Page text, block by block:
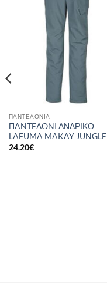
ΠΑΝΤΕΛΌΝΙΑ
ΠANTEΛONI ΑΝΔΡΙΚΟ
LAFUMA MAKAY JUNGLE
24.20€